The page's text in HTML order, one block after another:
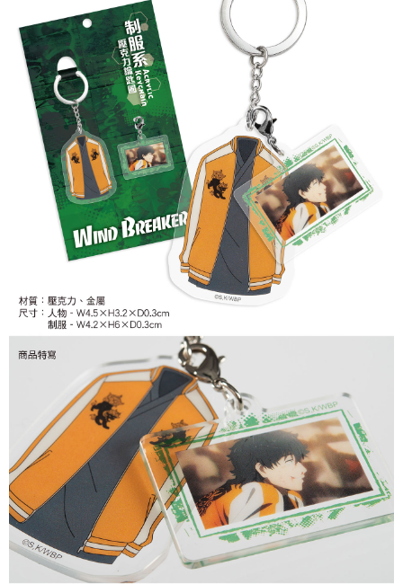
配送毎にNT$65、NT$1,300以上で送料無料
付款後全家取貨
配送毎にNT$65、NT$1,300以上で送料無料
(不開放使用，請勿選取）
配送毎にNT$9,999
7-11取貨付款
配送毎にNT$65、NT$1,300以上で送料無料
付款後7-11取貨
配送毎にNT$65、NT$1,300以上で送料無料
配送毎にNT$100、NT$1,300以上で送料無料
宅配-離島(澎湖/金門/馬祖)-木棉花樂園專用
配送毎にNT$220
黑貓宅配-貨到付款
配送毎にNT$150